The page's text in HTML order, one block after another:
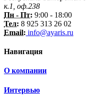
к.1, оф.238
Пн - Пт: 9:00 - 18:00
Тел: 8 925 313 26 02
Email: info@ayaris.ru
Навигация
О компании
Интервью